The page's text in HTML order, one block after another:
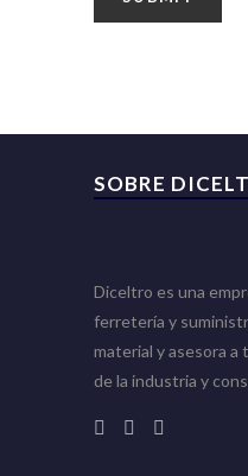
SOBRE
Diceltro es una
ferretería y
material y asesora a
de la industria y